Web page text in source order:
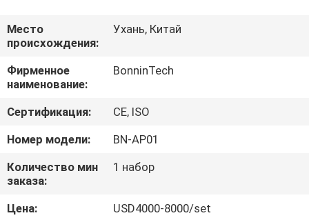
О
НАС
ПУТЕШЕСТВИЕ
ФАБРИКИ
ПРОВЕРКА
КАЧЕСТВА
Место
происхождения:
Ухань, Китай
Фирменное
наименование:
BonninTech
Сертификация:
CE, ISO
Номер модели:
BN-AP01
Количество мин
заказа:
1 набор
Цена:
USD4000-8000/set